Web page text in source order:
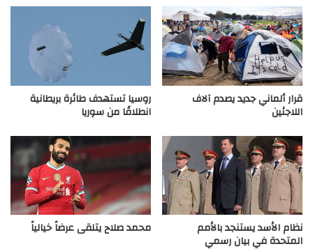
قرار ألماني جديد يصدم آلاف
اللاجئين
روسيا تستهدف طائرة بريطانية
انطلاقًا من سوريا
نظام الأسد يستنجد بالأمم
المتحدة في بيان رسمي
محمد صلاح يتلقى عرضاً خيالياً